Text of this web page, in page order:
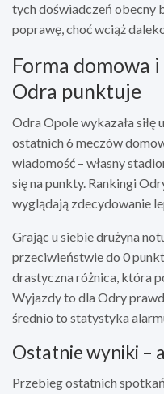
tych doświadczeń obecny
poprawę, choć wciąż
Forma domowa
Odra punktuje
Odra Opole wykazała siłę
ostatnich 6 meczów
wiadomość – własny
się na punkty. Rankingi
wyglądają zdecydowanie
Grając u siebie drużyna
przeciwieństwie do 0
drastyczna różnica, która
Wyjazdy to dla Odry
średnio to statystyka
Ostatnie wyniki –
Przebieg ostatnich